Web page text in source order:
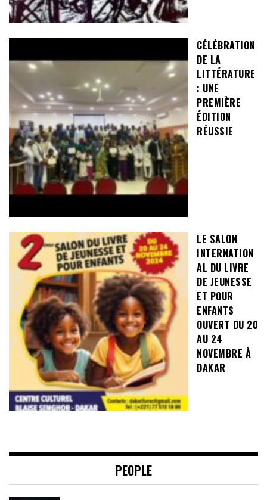
CÉLÉBRATION
DE LA
LITTÉRATURE
: UNE
PREMIÈRE
ÉDITION
RÉUSSIE
LE SALON
INTERNATION
AL DU LIVRE
DE JEUNESSE
ET POUR
ENFANTS
OUVERT DU 20
AU 24
NOVEMBRE À
DAKAR
PEOPLE